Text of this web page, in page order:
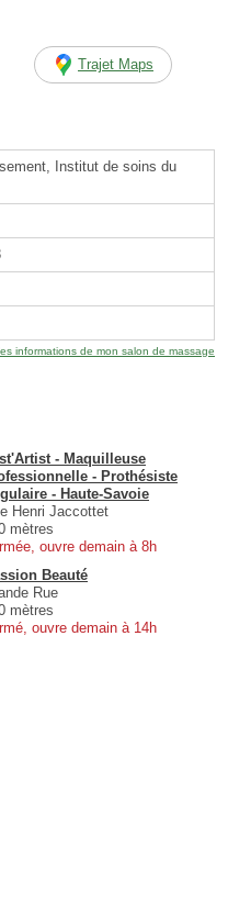
Trajet Maps
Institut de soins du
informations de mon salon de massage
- Maquilleuse
- Prothésiste
- Haute-Savoie
Henri Jaccottet
mètres
ouvre demain à 8h
Beauté
Rue
mètres
ouvre demain à 14h